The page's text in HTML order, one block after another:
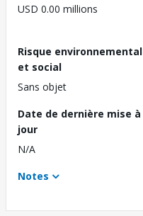
USD 0.00 millions
Risque environnemental
et social
Sans objet
Date de dernière mise à
jour
N/A
Notes